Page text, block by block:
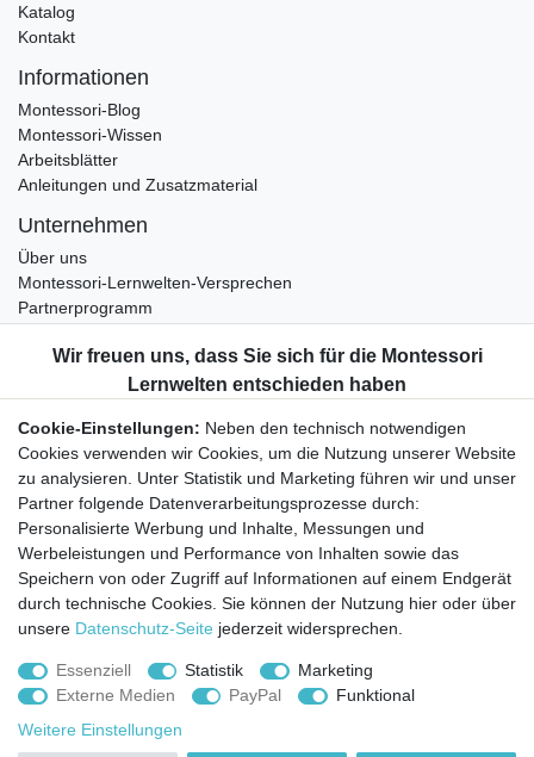
Katalog
Kontakt
Informationen
Montessori-Blog
Montessori-Wissen
Arbeitsblätter
Anleitungen und Zusatzmaterial
Unternehmen
Über uns
Montessori-Lernwelten-Versprechen
Partnerprogramm
Bestellung widerrufen
Datenschutzerklärung
AGB
Impressum
Aktuelles rund um Montessori-Materialien und
Montessori-Pädagogik.
Kostenfreie wöchentliche Infos
Hiermit bestätige ich, dass ich dieDaten­schutz­erklärunggelesen habe. Sie
Abonnieren
Cookie-Einstellungen: Neben den technisch notwendigen
Cookies verwenden wir Cookies, um die Nutzung unserer Website
zu analysieren. Unter Statistik und Marketing führen wir und unser
Partner folgende Datenverarbeitungsprozesse durch:
Personalisierte Werbung und Inhalte, Messungen und
Werbeleistungen und Performance von Inhalten sowie das
Speichern von oder Zugriff auf Informationen auf einem Endgerät
durch technische Cookies. Sie können der Nutzung hier oder über
unsere Datenschutz-Seite jederzeit widersprechen.
Essenziell Statistik
Marketing
Externe Medien
PayPal
Funktional
Weitere Einstellungen